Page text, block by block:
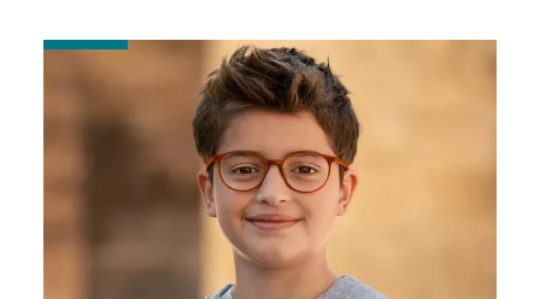
-
MiyoSmart